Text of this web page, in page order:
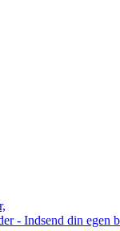
- Indsend din